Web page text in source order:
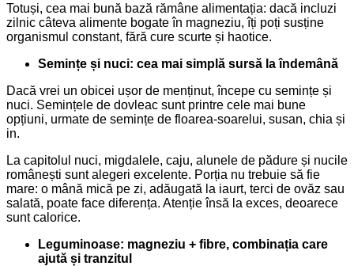
Totuși, cea mai bună bază rămâne alimentația: dacă incluzi
zilnic câteva alimente bogate în magneziu, îți poți susține
organismul constant, fără cure scurte și haotice.
Semințe și nuci: cea mai simplă sursă la îndemână
Dacă vrei un obicei ușor de menținut, începe cu semințe și
nuci. Semințele de dovleac sunt printre cele mai bune
opțiuni, urmate de semințe de floarea-soarelui, susan, chia și
in.
La capitolul nuci, migdalele, caju, alunele de pădure și nucile
românești sunt alegeri excelente. Porția nu trebuie să fie
mare: o mână mică pe zi, adăugată la iaurt, terci de ovăz sau
salată, poate face diferența. Atenție însă la exces, deoarece
sunt calorice.
Leguminoase: magneziu + fibre, combinația care
ajută și tranzitul